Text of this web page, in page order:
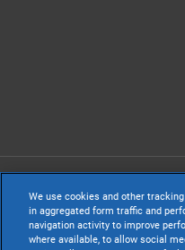
We use cookies and other
in aggregated form traffic and
navigation activity to improve
where available, to allow social